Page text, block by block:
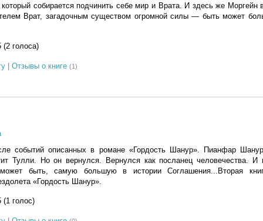
собирается подчинить себе мир и Врата. И здесь же Моргейн
Врат, загадочным существом огромной силы — быть может
(2 голоса)
| Отзывы о книге (1)
событий описанных в романе «Гордость Шанур». Пианфар
Тулли. Но он вернулся. Вернулся как посланец человечества. И
быть, самую большую в истории Соглашения...Вторая
«Гордость Шанур».
(1 голос)